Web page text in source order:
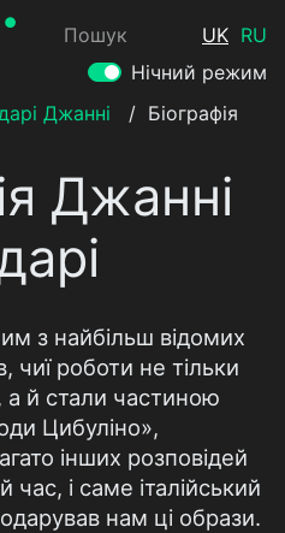
Пошук UK RU
Нічний режим
Джанні / Біографія
Джанні
з найбільш відомих
чиї роботи не тільки
а й стали частиною
Цибуліно»,
інших розповідей
час, і саме італійський
нам ці образи.